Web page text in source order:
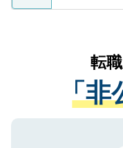
ているすべ
は、個人情
管理基準を
る、プライ
かがいして
経験をまじ
させていた
ない方には
ので、まず
転
「